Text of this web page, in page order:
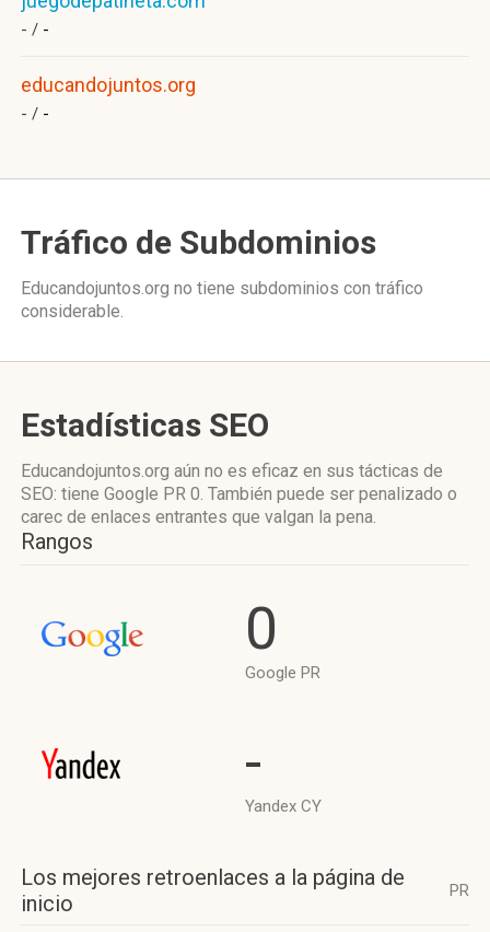
- / -
educandojuntos.org
- / -
Tráfico de Subdominios
Educandojuntos.org no tiene subdominios con tráfico
considerable.
Estadísticas SEO
Educandojuntos.org aún no es eficaz en sus tácticas de
SEO: tiene Google PR 0. También puede ser penalizado o
carec de enlaces entrantes que valgan la pena.
Rangos
0
Google PR
-
Yandex CY
Los mejores retroenlaces a la página de
inicio
PR